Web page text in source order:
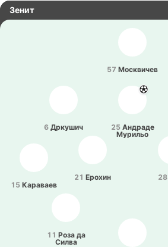
Зенит
57 Мо­скви­чев
25 Андра­де
Му­ри­льо
6 Дрку­шич
28
11 Роза да
Силва
15 Ка­ра­ваев
21 Ерохин